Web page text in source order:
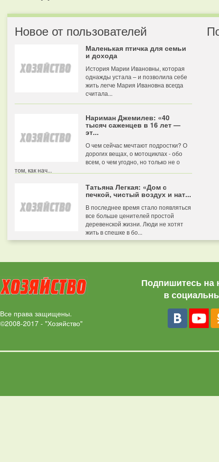
Новое от пользователей
Маленькая птичка для семьи
и дохода
История Марии Ивановны, которая
однажды устала – и позволила себе
жить легче Мария Ивановна всегда
считала...
Нариман Джемилев: «40
тысяч саженцев в 16 лет —
эт...
О чем сейчас мечтают подростки? О
дорогих вещах, о мотоциклах - обо
всем, о чем угодно, но только не о
том, как нач...
Татьяна Легкая: «Дом с
печкой, чистый воздух и нат...
В последнее время стало появляться
все больше ценителей простой
деревенской жизни. Люди не хотят
жить в спешке в бо...
Все права защищены.
©2008-2017 - "Хозяйство"
Подпишитесь на
в